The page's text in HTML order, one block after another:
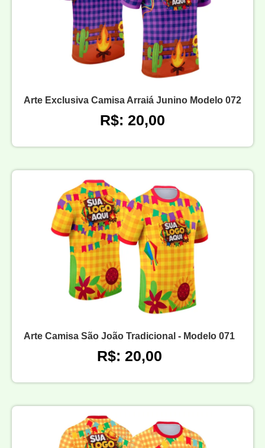
Arte Exclusiva Camisa Arraiá Junino Modelo 072
R$: 20,00
Arte Camisa São João Tradicional - Modelo 071
R$: 20,00